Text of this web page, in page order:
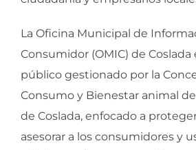
La Oficina Municipal de
Consumidor (OMIC) de Coslada
público gestionado por la
Consumo y Bienestar animal
de Coslada, enfocado a
asesorar a los consumidores y